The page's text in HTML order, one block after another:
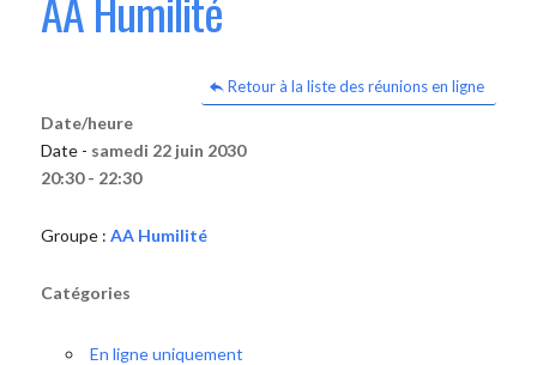
Retour à la liste des réunions en ligne
Date/heure
Date - samedi 22 juin 2030
20:30 - 22:30
Groupe : AA Humilité
Catégories
En ligne uniquement